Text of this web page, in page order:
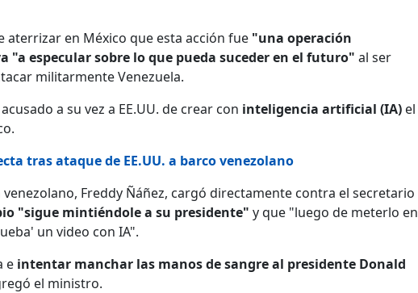
aterrizar en México que esta acción fue "una operación
"a especular sobre lo que pueda suceder en el futuro" al ser
militarmente Venezuela.
a su vez a EE.UU. de crear con inteligencia artificial (IA) el
tras ataque de EE.UU. a barco venezolano
Freddy Ñáñez, cargó directamente contra el secretario
"sigue mintiéndole a su presidente" y que "luego de meterlo en
un video con IA".
e intentar manchar las manos de sangre al presidente Donald
el ministro.